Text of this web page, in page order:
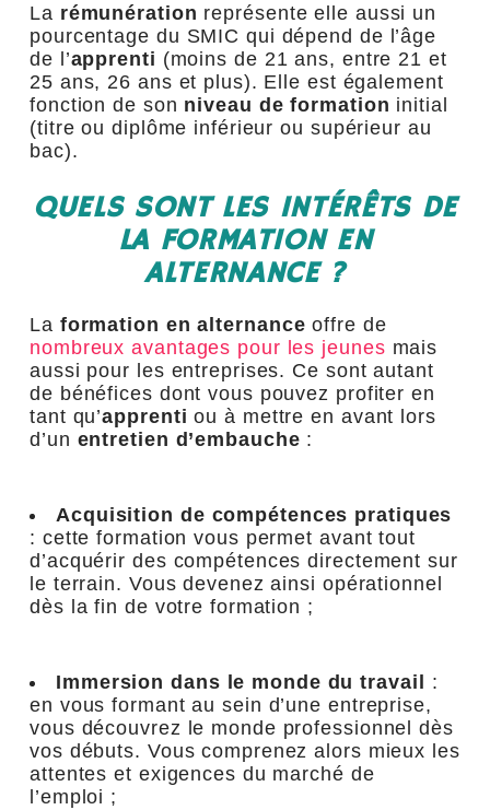
La rémunération représente elle aussi un
pourcentage du SMIC qui dépend de l’âge
de l’apprenti (moins de 21 ans, entre 21 et
25 ans, 26 ans et plus). Elle est également
fonction de son niveau de formation initial
(titre ou diplôme inférieur ou supérieur au
bac).
QUELS SONT LES INTÉRÊTS DE
LA FORMATION EN
ALTERNANCE ?
La formation en alternance offre de
nombreux avantages pour les jeunes mais
aussi pour les entreprises. Ce sont autant
de bénéfices dont vous pouvez profiter en
tant qu’apprenti ou à mettre en avant lors
d’un entretien d’embauche :
Acquisition de compétences pratiques
: cette formation vous permet avant tout
d’acquérir des compétences directement sur
le terrain. Vous devenez ainsi opérationnel
dès la fin de votre formation ;
Immersion dans le monde du travail
:
en vous formant au sein d’une entreprise,
vous découvrez le monde professionnel dès
vos débuts. Vous comprenez alors mieux les
attentes et exigences du marché de
l’emploi ;